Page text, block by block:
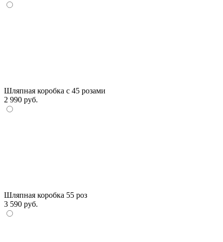
Шляпная коробка с 45 розами
2 990 руб.
Шляпная коробка 55 роз
3 590 руб.